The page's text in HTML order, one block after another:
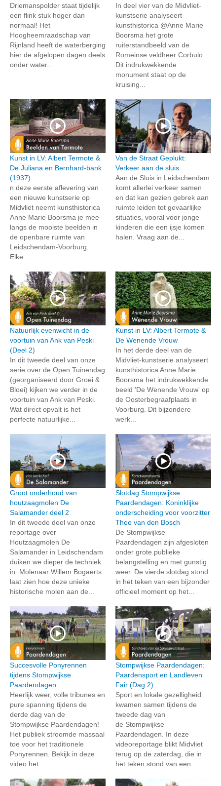
Driemanspolder staat tijdelijk
een flink stuk hoger dan
normaal! Het
Hoogheemraadschap van
Rijnland heeft de waterberging
hier de afgelopen dagen deels
onder water...
In deel vier van de Midvliet-
kunstserie analyseert
kunsthistorica @Anne Marie
Boorsma het grote
ruiterstandbeeld van de
Romeinse veldheer Corbulo.
Dit indrukwekkende
monument staat op de
kruising...
Kunst in LV: Albert Termote &
De Juliana en Bernhard-bank
(1937)
n deze eerste aflevering van
een nieuwe kunstserie op
Midvliet neemt kunsthistorica
Anne Marie Boorsma je mee
langs de mooiste beelden in
de openbare ruimte van
Leidschendam-Voorburg.
Elke...
Van de Straat Geplukt:
Verkeer aan de sluis
Aan de Sluis in Leidschendam
komt allerlei verkeer samen
en dat kan gezien gebrek aan
ruimte leiden tot gevaarlijke
situaties, vooral voor jonge
kinderen die een ijsje komen
halen. Vraag aan de...
Natuurlijk evenwicht in de
voortuin van Ank van Peski
(Deel 2)
In dit tweede deel van onze
serie over de Open Tuinendag
(georganiseerd door Groei &
Bloei) kijken we verder in de
voortuin van Ank van Peski.
Wat direct opvalt is het
perfecte natuurlijke...
Kunst in LV: Albert Termote &
De Wenende Vrouw
In het derde deel van de
Midvliet-kunstserie analyseert
kunsthistorica Anne Marie
Boorsma het indrukwekkende
beeld 'De Wenende Vrouw' op
de Oosterbegraafplaats in
Voorburg. Dit bijzondere
werk...
Groot onderhoud van
houtzaagmolen De
Salamander deel 2
In dit tweede deel van onze
reportage over
Houtzaagmolen De
Salamander in Leidschendam
duiken we dieper de techniek
in. Molenaar Willem Bogaerts
laat zien hoe deze unieke
historische molen aan de...
Slotdag Stompwijkse
Paardendagen: Koninklijke
onderscheiding voor voorzitter
Theo van den Bosch
De Stompwijkse
Paardendagen zijn afgesloten
onder grote publieke
belangstelling en met gunstig
weer. De vierde slotdag stond
in het teken van een bijzonder
officieel moment op het...
Succesvolle Ponyrennen
tijdens Stompwijkse
Paardendagen
Heerlijk weer, volle tribunes en
pure spanning tijdens de
derde dag van de
Stompwijkse Paardendagen!
Het publiek stroomde massaal
toe voor het traditionele
Ponyrennen. Bekijk in deze
video het...
Stompwijkse Paardendagen:
Paardensport en Landleven
Fair (Dag 2)
Sport en lokale gezelligheid
kwamen samen tijdens de
tweede dag van
de Stompwijkse
Paardendagen. In deze
videoreportage blikt Midvliet
terug op de zaterdag, die in
het teken stond van een...